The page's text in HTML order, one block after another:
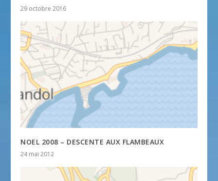
29 octobre 2016
NOEL 2008 – DESCENTE AUX FLAMBEAUX
24 mai 2012